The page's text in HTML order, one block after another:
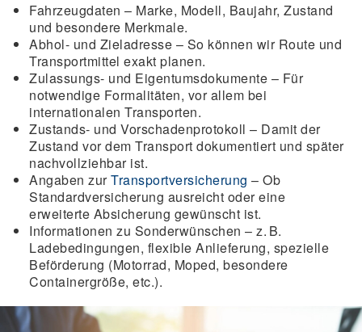
Fahrzeugdaten – Marke, Modell, Baujahr, Zustand
und besondere Merkmale.
Abhol- und Zieladresse – So können wir Route und
Transportmittel exakt planen.
Zulassungs- und Eigentumsdokumente – Für
notwendige Formalitäten, vor allem bei
internationalen Transporten.
Zustands‑ und Vorschadenprotokoll – Damit der
Zustand vor dem Transport dokumentiert und später
nachvollziehbar ist.
Angaben zurTransportversicherung – Ob
Standardversicherung ausreicht oder eine
erweiterte Absicherung gewünscht ist.
Informationen zu Sonderwünschen – z. B.
Ladebedingungen, flexible Anlieferung, spezielle
Beförderung (Motorrad, Moped, besondere
Containergröße, etc.).